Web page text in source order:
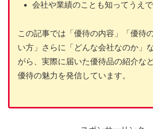
会社や業績のことも知ってうえ
この記事では「優待の内容」「優待
い方」さらに「どんな会社なのか」
がら、実際に届いた優待品の紹介な
優待の魅力を発信しています。